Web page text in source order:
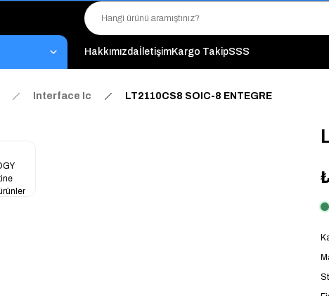
"Toptan Fiyatına Perakende
"Üyelere Özel: Stok
HakkımızdaİletişimKargo TakipSSS
Interface Ic LT2110CS8 SOIC-8 ENTEGRE